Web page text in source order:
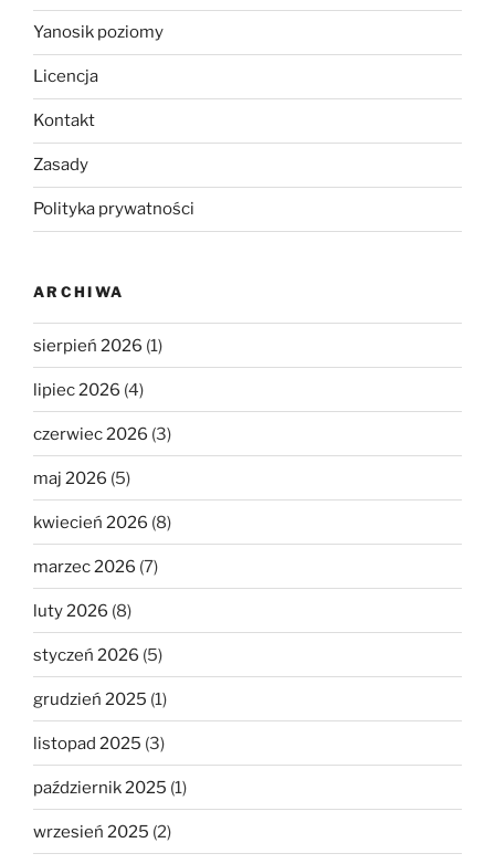
Yanosik poziomy
Licencja
Kontakt
Zasady
Polityka prywatności
ARCHIWA
sierpień 2026 (1)
lipiec 2026 (4)
czerwiec 2026 (3)
maj 2026 (5)
kwiecień 2026 (8)
marzec 2026 (7)
luty 2026 (8)
styczeń 2026 (5)
grudzień 2025 (1)
listopad 2025 (3)
październik 2025 (1)
wrzesień 2025 (2)